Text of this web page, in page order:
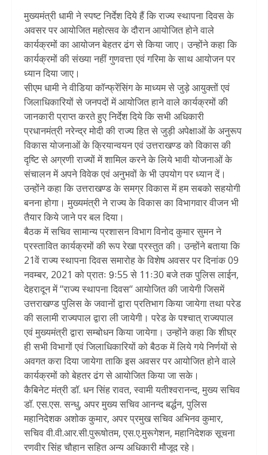
मुख्यमंत्री धामी ने स्पष्ट निर्देश दिये हैं कि राज्य स्थापना दिवस के
अवसर पर आयोजित महोत्सव के दौरान आयोजित होने वाले
कार्यक्रमों का आयोजन बेहतर ढंग से किया जाए। उन्होंने कहा कि
कार्यक्रमों की संख्या नहीं गुणवत्ता एवं गरिमा के साथ आयोजन पर
ध्यान दिया जाए।
सीएम धामी ने वीडिया कॉन्फ्रेंसिंग के माध्यम से जुड़े आयुक्तों एवं
जिलाधिकारियों से जनपदों में आयोजित हाने वाले कार्यक्रमों की
जानकारी प्राप्त करते हुए निर्देश दिये कि सभी अधिकारी
प्रधानमंत्री नरेन्द्र मोदी की राज्य हित से जुड़ी अपेक्षाओं के अनुरूप
विकास योजनाओं के क्रियान्वयन एवं उत्तराखण्ड को विकास की
दृष्टि से अग्रणी राज्यों में शामिल करने के लिये भावी योजनाओं के
संचालन में अपने विवेक एवं अनुभवों के भी उपयोग पर ध्यान दें।
उन्होंने कहा कि उत्तराखण्ड के समग्र विकास में हम सबको सहयोगी
बनना होगा। मुख्यमंत्री ने राज्य के विकास का विभागवार वीजन भी
तैयार किये जाने पर बल दिया।
बैठक में सचिव सामान्य प्रशासन विभाग विनोद कुमार सुमन ने
प्रस्तावित कार्यक्रमों की रूप रेखा प्रस्तुत की। उन्होंने बताया कि
21वें राज्य स्थापना दिवस समारोह के विशेष अवसर पर दिनांक 09
नवम्बर, 2021 को प्रातः 9ः55 से 11ः30 बजे तक पुलिस लाईन,
देहरादून में ‘‘राज्य स्थापना दिवस‘‘ आयोजित की जायेगी जिसमें
उत्तराखण्ड पुलिस के जवानों द्वारा प्रतिभाग किया जायेगा तथा परेड
की सलामी राज्यपाल द्वारा ली जायेगी। परेड के पश्चात् राज्यपाल
एवं मुख्यमंत्री द्वारा सम्बोधन किया जायेगा। उन्होंने कहा कि शीघ्र
ही सभी विभागों एवं जिलाधिकारियों को बैठक में लिये गये निर्णयों से
अवगत करा दिया जायेगा ताकि इस अवसर पर आयोजित होने वाले
कार्यक्रमों को बेहतर ढंग से आयोजित किया जा सके।
कैबिनेट मंत्री डॉ. धन सिंह रावत, स्वामी यतीश्वरानन्द, मुख्य सचिव
डॉ. एस.एस. सन्धु, अपर मुख्य सचिव आनन्द बर्द्धन, पुलिस
महानिदेशक अशोक कुमार, अपर प्रमुख सचिव अभिनव कुमार,
सचिव वी.वी.आर.सी.पुरूषोतम, एस.ए.मुरूगेशन, महानिदेशक सूचना
रणवीर सिंह चौहान सहित अन्य अधिकारी मौजूद रहे।